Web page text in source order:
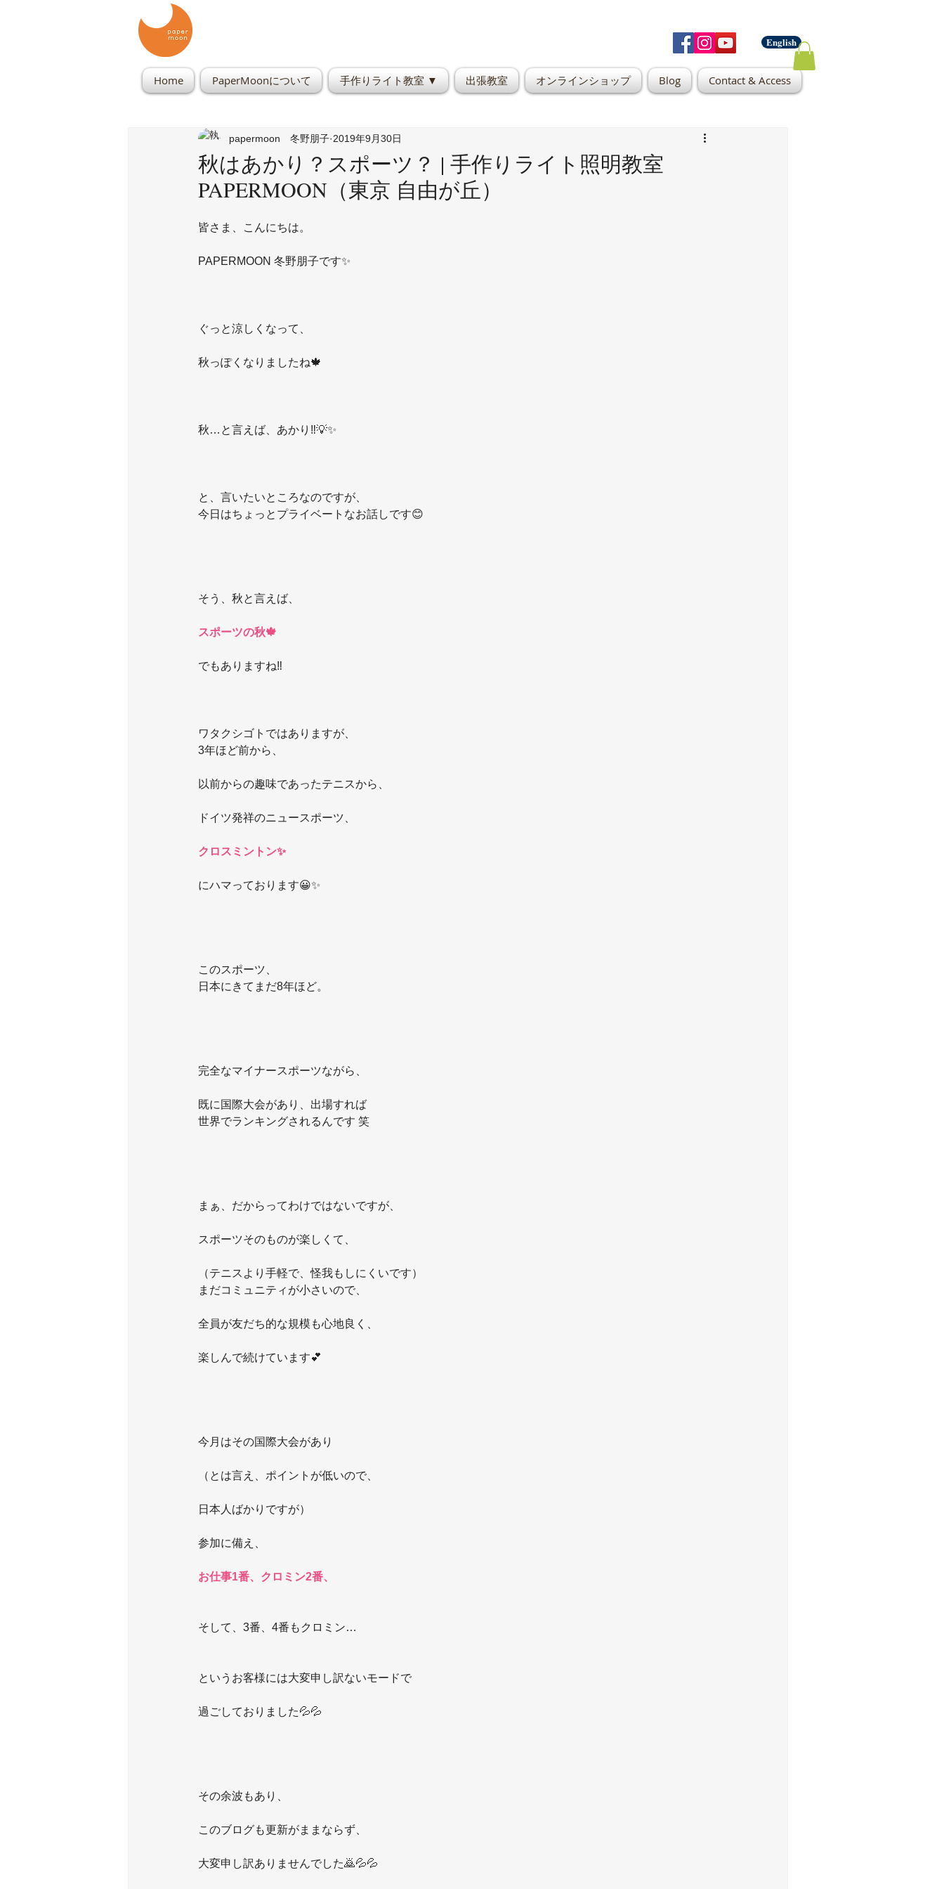
English
Home PaperMoonについて 手作りライト教室 ▼ 出張教室 オンラインショップ Blog Contact & Access
秋はあかり？スポーツ？ | 手作りライト照明教室
PAPERMOON（東京 自由が丘）
papermoon 冬野朋子 2019年9月30日
皆さま、こんにちは。
PAPERMOON 冬野朋子です✨
ぐっと涼しくなって、
秋っぽくなりましたね🍁
秋…と言えば、あかり‼️💡✨
と、言いたいところなのですが、
今日はちょっとプライベートなお話しです😊
そう、秋と言えば、
スポーツの秋🍁
でもありますね‼️
ワタクシゴトではありますが、
3年ほど前から、
以前からの趣味であったテニスから、
ドイツ発祥のニュースポーツ、
クロスミントン✨
にハマっております😀✨
このスポーツ、
日本にきてまだ8年ほど。
完全なマイナースポーツながら、
既に国際大会があり、出場すれば
世界でランキングされるんです 笑
まぁ、だからってわけではないですが、
スポーツそのものが楽しくて、
（テニスより手軽で、怪我もしにくいです）
まだコミュニティが小さいので、
全員が友だち的な規模も心地良く、
楽しんで続けています💕
今月はその国際大会があり
（とは言え、ポイントが低いので、
日本人ばかりですが）
参加に備え、
お仕事1番、クロミン2番、
そして、3番、4番もクロミン…
というお客様には大変申し訳ないモードで
過ごしておりました💦💦
その余波もあり、
このブログも更新がままならず、
大変申し訳ありませんでした🙇💦💦